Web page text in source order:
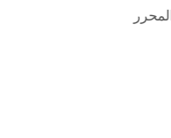
بقسنطينة
أغسطس 6, 2026